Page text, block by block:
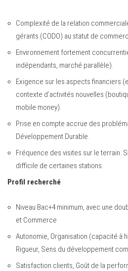
Complexité de la relation
gérants (CODO) au statut de
Environnement fortement
indépendants, marché parallèle).
Exigence sur les aspects financiers
contexte d’activités nouvelles
mobile money).
Prise en compte accrue des
Développement Durable.
Fréquence des visites sur le terrain.
difficile de certaines stations.
Profil recherché
Niveau Bac+4 minimum, avec une
et Commerce
Autonomie, Organisation (capacité à
Rigueur, Sens du développement
Satisfaction clients, Goût de la